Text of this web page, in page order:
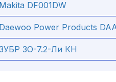
Makita DF001DW
Daewoo Power Products
ЗО-7.2-Ли КН